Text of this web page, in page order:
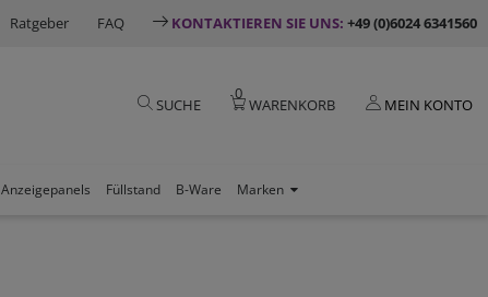
Ratgeber FAQ KONTAKTIEREN SIE UNS: +49 (0)6024 6341560
SUCHE
0
WARENKORB MEIN KONTO
Anzeigepanels Füllstand B-Ware Marken